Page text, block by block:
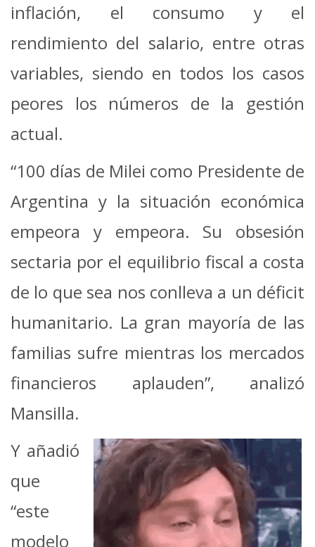
inflación, el consumo y el
rendimiento del salario, entre otras
variables, siendo en todos los casos
peores los números de la gestión
actual.
“100 días de Milei como Presidente de
Argentina y la situación económica
empeora y empeora. Su obsesión
sectaria por el equilibrio fiscal a costa
de lo que sea nos conlleva a un déficit
humanitario. La gran mayoría de las
familias sufre mientras los mercados
financieros aplauden”, analizó
Mansilla.
Y añadió
que
“este
modelo